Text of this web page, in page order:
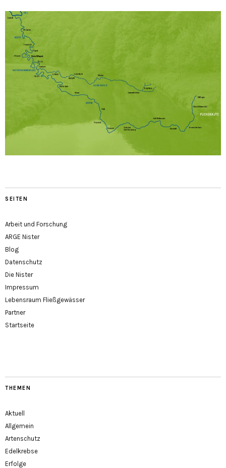
SEITEN
Arbeit und Forschung
ARGE Nister
Blog
Datenschutz
Die Nister
Impressum
Lebensraum Fließgewässer
Partner
Startseite
THEMEN
Aktuell
Allgemein
Artenschutz
Edelkrebse
Erfolge